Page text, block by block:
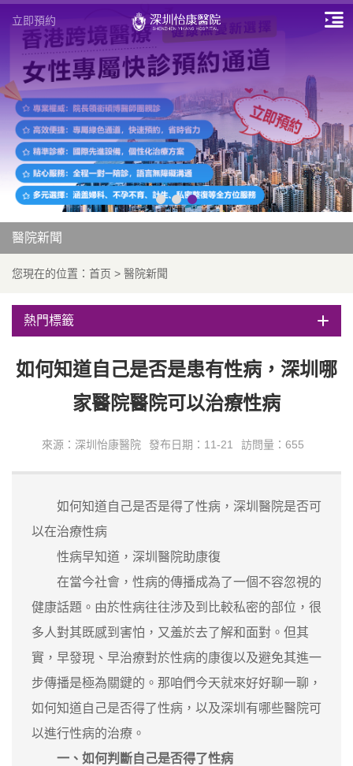
立即預約
醫院新聞
您現在的位置： 首页 > 醫院新聞
熱門標籤
如何知道自己是否是患有性病，深圳哪
家醫院醫院可以治療性病
來源：深圳怡康醫院 發布日期：11-21 訪問量：655
如何知道自己是否是得了性病，深圳醫院是否可
以在治療性病
性病早知道，深圳醫院助康復
在當今社會，性病的傳播成為了一個不容忽視的
健康話題。由於性病往往涉及到比較私密的部位，很
多人對其既感到害怕，又羞於去了解和面對。但其
實，早發現、早治療對於性病的康復以及避免其進一
步傳播是極為關鍵的。那咱們今天就來好好聊一聊，
如何知道自己是否得了性病，以及深圳有哪些醫院可
以進行性病的治療。
一、如何判斷自己是否得了性病